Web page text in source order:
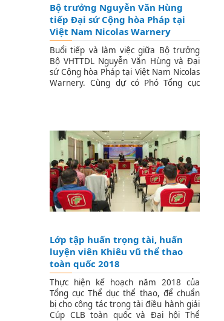
Bộ trưởng Nguyễn Văn Hùng
tiếp Đại sứ Cộng hòa Pháp tại
Việt Nam Nicolas Warnery
Buổi tiếp và làm việc giữa Bộ trưởng
Bộ VHTTDL Nguyễn Văn Hùng và Đại
sứ Cộng hòa Pháp tại Việt Nam Nicolas
Warnery. Cùng dự có Phó Tổng cục
Lớp tập huấn trọng tài, huấn
luyện viên Khiêu vũ thể thao
toàn quốc 2018
Thực hiện kế hoạch năm 2018 của
Tổng cục Thể dục thể thao, để chuẩn
bị cho công tác trọng tài điều hành giải
Cúp CLB toàn quốc và Đại hội Thể